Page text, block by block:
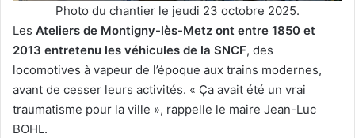
Photo du chantier le jeudi 23 octobre 2025.
Les Ateliers de Montigny-lès-Metz ont entre 1850 et
2013 entretenu les véhicules de la SNCF, des
locomotives à vapeur de l’époque aux trains modernes,
avant de cesser leurs activités. « Ça avait été un vrai
traumatisme pour la ville », rappelle le maire Jean-Luc
BOHL.